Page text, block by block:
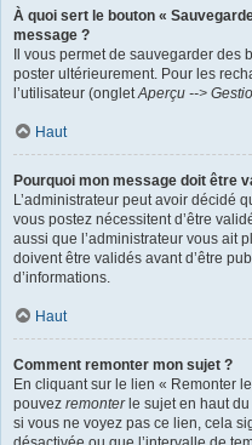
À quoi sert le bouton «
message ?
Il vous permet de sauvegarder
poster ultérieurement. Pour les
l’utilisateur (ongletAperçu -->
Haut
Pourquoi mon message doit être
L’administrateur peut avoir décidé
vous postez nécessitent d’être
aussi que l’administrateur vous ait
doivent être validés avant d’être
d’informations.
Haut
Comment remonter mon sujet ?
En cliquant sur le lien « Remonter
pouvez remonterle sujet en haut
si vous ne voyez pas ce lien, cela